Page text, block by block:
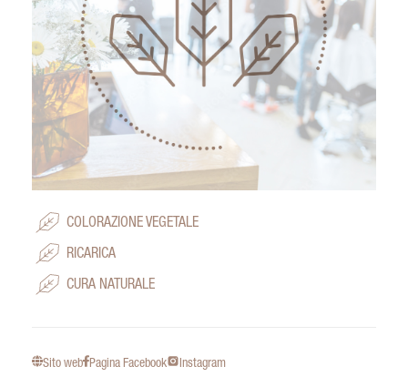
COLORAZIONE VEGETALE
RICARICA
CURA NATURALE
Sito web Pagina Facebook Instagram